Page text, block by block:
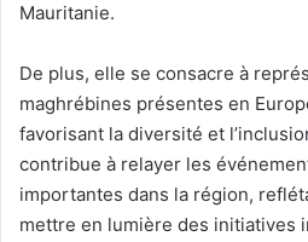
Mauritanie.
De plus, elle se consacre à
maghrébines présentes en
favorisant la diversité et
contribue à relayer les
importantes dans la région,
mettre en lumière des initiatives